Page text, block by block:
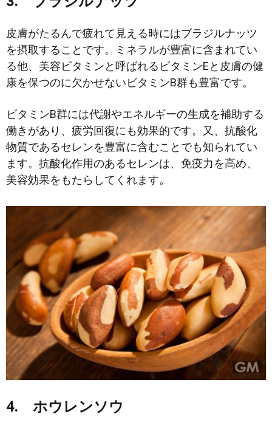
皮膚がたるんで疲れて見える時にはブラジルナッツ
を摂取することです。ミネラルが豊富に含まれてい
る他、美容ビタミンと呼ばれるビタミンEと皮膚の健
康を保つのに欠かせないビタミンB群も豊富です。
ビタミンB群には代謝やエネルギーの生成を補助する
働きがあり、疲労回復にも効果的です。又、抗酸化
物質であるセレンを豊富に含むことでも知られてい
ます。抗酸化作用のあるセレンは、免疫力を高め、
美容効果をもたらしてくれます。
4. ホウレンソウ